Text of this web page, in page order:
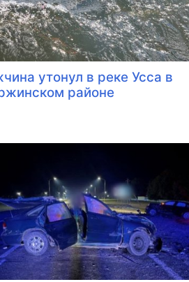
утонул в реке Усса в
районе